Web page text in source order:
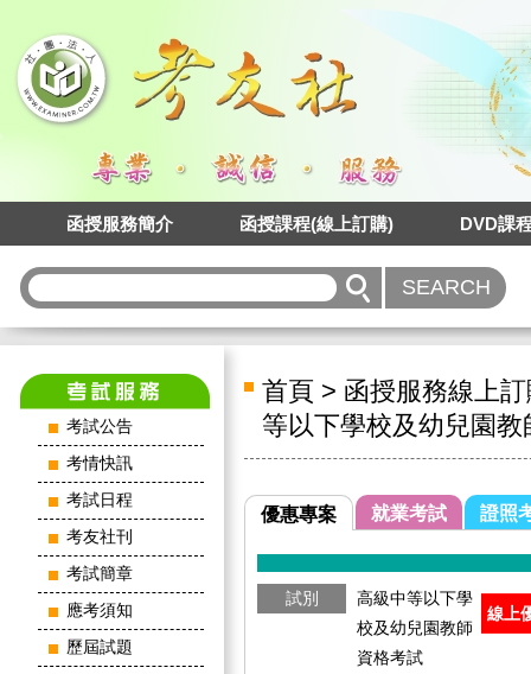
函授服務簡介 函授課程(線上訂購) DVD課
考試公告
考情快訊
考試日程
考友社刊
考試簡章
應考須知
歷屆試題
首頁 > 函授服務線上
等以下學校及幼兒園教
優惠專案 就業考試 證照
試別
高級中等以下學
校及幼兒園教師
資格考試
線上